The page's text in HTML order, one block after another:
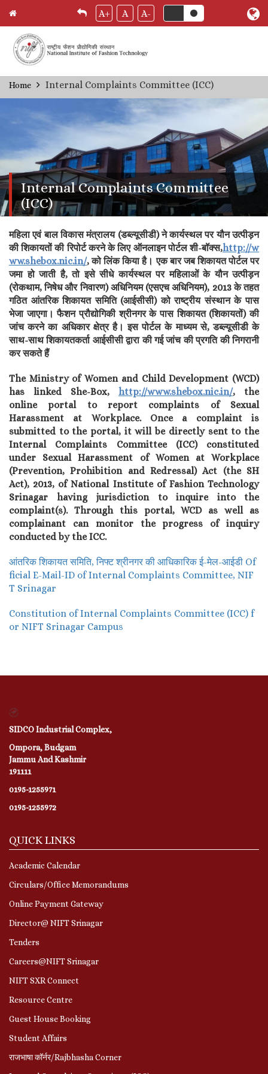
Skip
to
A+ A A-
Breadcrumb
Home Internal Complaints Committee (ICC)
Internal Complaints Committee
(ICC)
महिला एवं बाल विकास मंत्रालय (डब्ल्यूसीडी) ने कार्यस्थल पर यौन उत्पीड़न
की शिकायतों की रिपोर्ट करने के लिए ऑनलाइन पोर्टल शी-बॉक्स,http://w
ww.shebox.nic.in/, को लिंक किया है। एक बार जब शिकायत पोर्टल पर
जमा हो जाती है, तो इसे सीधे कार्यस्थल पर महिलाओं के यौन उत्पीड़न
(रोकथाम, निषेध और निवारण) अधिनियम (एसएच अधिनियम), 2013 के तहत
गठित आंतरिक शिकायत समिति (आईसीसी) को राष्ट्रीय संस्थान के पास
भेजा जाएगा। फैशन प्रौद्योगिकी श्रीनगर के पास शिकायत (शिकायतों) की
जांच करने का अधिकार क्षेत्र है। इस पोर्टल के माध्यम से, डब्ल्यूसीडी के
साथ-साथ शिकायतकर्ता आईसीसी द्वारा की गई जांच की प्रगति की निगरानी
कर सकते हैं
The Ministry of Women and Child Development (WCD)
has linked She-Box, http://www.shebox.nic.in/, the
online portal to report complaints of Sexual
Harassment at Workplace. Once a complaint is
submitted to the portal, it will be directly sent to the
Internal Complaints Committee (ICC) constituted
under Sexual Harassment of Women at Workplace
(Prevention, Prohibition and Redressal) Act (the SH
Act), 2013, of National Institute of Fashion Technology
Srinagar having jurisdiction to inquire into the
complaint(s). Through this portal, WCD as well as
complainant can monitor the progress of inquiry
conducted by the ICC.
आंतरिक शिकायत समिति, निफ्ट श्रीनगर की आधिकारिक ई-मेल-आईडी Of
ficial E-Mail-ID of Internal Complaints Committee, NIF
T Srinagar
Constitution of Internal Complaints Committee (ICC) f
or NIFT Srinagar Campus
SIDCO Industrial Complex,
Ompora, Budgam
Jammu And Kashmir
191111
0195-1255971
0195-1255972
QUICK LINKS
Academic Calendar
Circulars/Office Memorandums
Online Payment Gateway
Director@ NIFT Srinagar
Tenders
Careers@NIFT Srinagar
NIFT SXR Connect
Resource Centre
Guest House Booking
Student Affairs
राजभाषा कॉर्नर/Rajbhasha Corner